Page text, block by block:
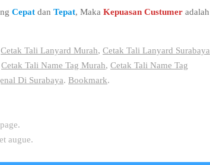
Cepat dan Tepat, Maka Kepuasan Custumer adalah
Cetak Tali Lanyard Murah, Cetak Tali Lanyard Surabaya
Cetak Tali Name Tag Murah, Cetak Tali Name Tag
Di Surabaya. Bookmark.
augue.